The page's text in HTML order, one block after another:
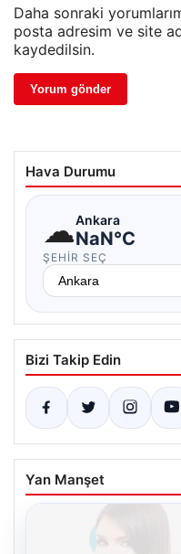
Daha sonraki
posta adresim ve site
kaydedilsin.
Hava Durumu
☁Ankara
NaN°C
ŞEHIR SEÇ
Bizi Takip Edin
Yan Manşet